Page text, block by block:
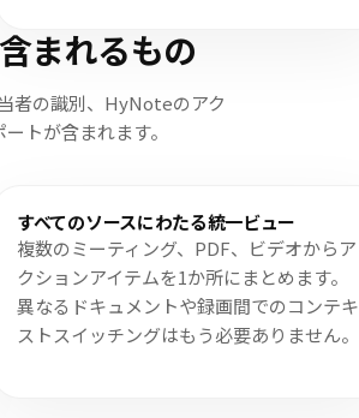
まれるもの
者の識別、HyNoteのアク
トが含まれます。
すべてのソースにわたる統一ビュー
複数のミーティング、PDF、ビデオからア
クションアイテムを1か所にまとめます。
異なるドキュメントや録画間でのコンテキ
ストスイッチングはもう必要ありません。